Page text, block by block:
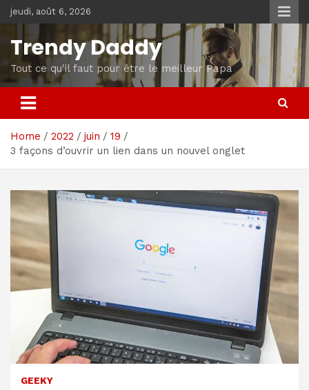
Skip
to
content
jeudi, août 6, 2026
Trendy Daddy
Tout ce qu'il faut pour être le meilleur Papa
Home 2022 juin
19
3 façons d’ouvrir un lien dans un nouvel onglet
GEEKY